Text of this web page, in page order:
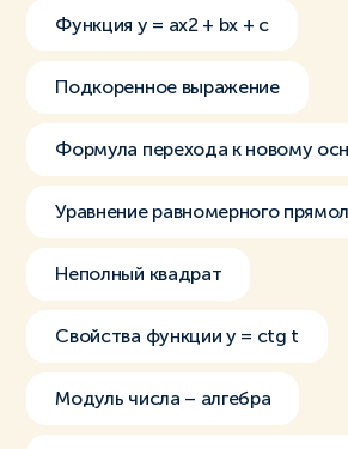
Функция y = ax2 + bx + c
Подкоренное выражение
Формула перехода к новому
Уравнение равномерного
Неполный квадрат
Свойства функции y = ctg t
Модуль числа – алгебра